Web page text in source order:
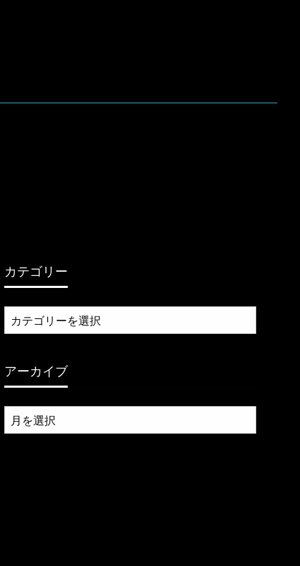
カテゴリー
テ
リ
ー
アーカイブ
ア
ー